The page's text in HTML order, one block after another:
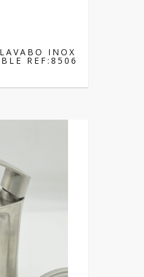
INOX
REF:8506